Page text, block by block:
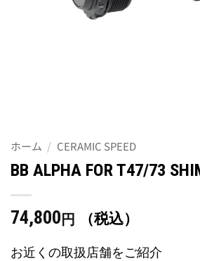
ホーム / CERAMIC SPEED
BB ALPHA FOR T47/73
74,800 円 （税込）
お近くの取扱店舗をご紹介